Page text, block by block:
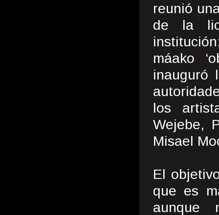
reunió
de la
máako
inauguró
los
Wejebe,
Misael
El
que es
aunque